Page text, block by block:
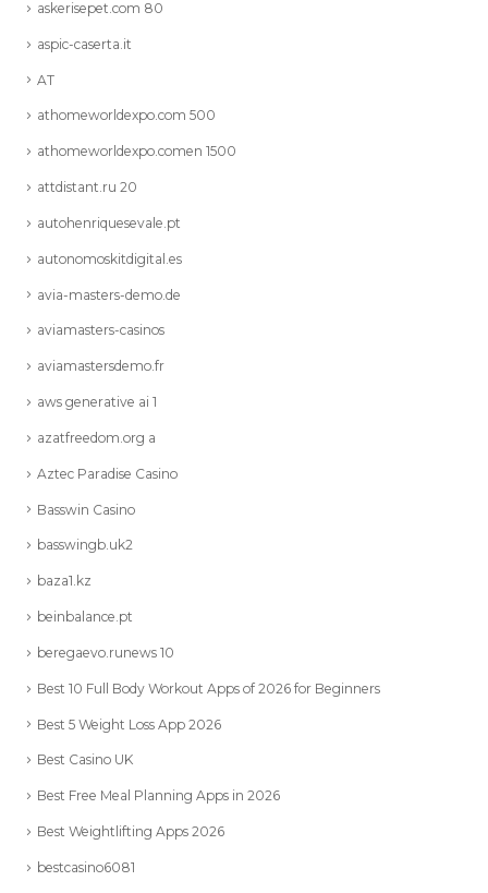
askerisepet.com 80
aspic-caserta.it
AT
athomeworldexpo.com 500
athomeworldexpo.comen 1500
attdistant.ru 20
autohenriquesevale.pt
autonomoskitdigital.es
avia-masters-demo.de
aviamasters-casinos
aviamastersdemo.fr
aws generative ai 1
azatfreedom.org a
Aztec Paradise Casino
Basswin Casino
basswingb.uk2
baza1.kz
beinbalance.pt
beregaevo.runews 10
Best 10 Full Body Workout Apps of 2026 for Beginners
Best 5 Weight Loss App 2026
Best Casino UK
Best Free Meal Planning Apps in 2026
Best Weightlifting Apps 2026
bestcasino6081